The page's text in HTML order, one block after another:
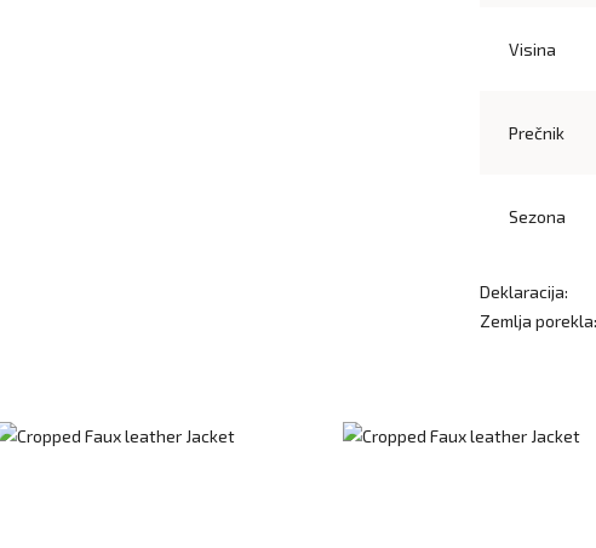
Visina
Prečnik
Sezona
Deklaracija:
Zemlja